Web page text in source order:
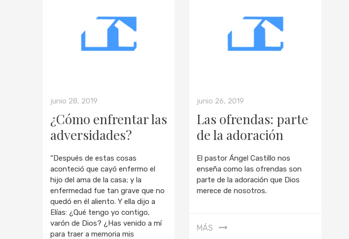
junio 28, 2019
¿Cómo enfrentar las
adversidades?
“Después de estas cosas
aconteció que cayó enfermo el
hijo del ama de la casa; y la
enfermedad fue tan grave que no
quedó en él aliento. Y ella dijo a
Elías: ¿Qué tengo yo contigo,
varón de Dios? ¿Has venido a mí
para traer a memoria mis
junio 26, 2019
Las ofrendas: parte
de la adoración
El pastor Ángel Castillo nos
enseña como las ofrendas son
parte de la adoración que Dios
merece de nosotros.
MÁS